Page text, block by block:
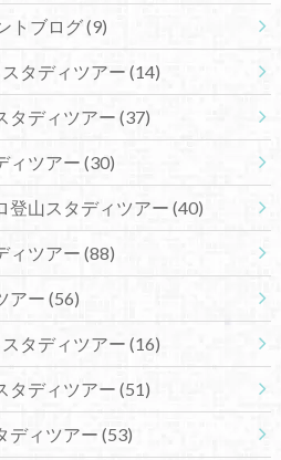
トブログ(9)
タディツアー (14)
タディツアー (37)
ィツアー (30)
登山スタディツアー (40)
ィツアー (88)
アー (56)
タディツアー (16)
タディツアー (51)
ディツアー (53)